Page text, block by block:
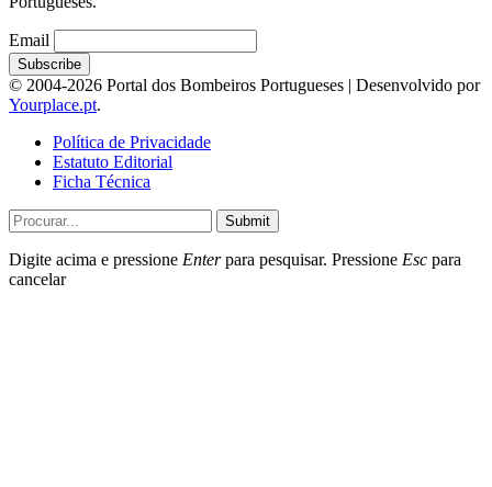
Email
© 2004-2026 Portal dos Bombeiros Portugueses | Desenvolvido por
Yourplace.pt.
Política de Privacidade
Estatuto Editorial
Ficha Técnica
Submit
Digite acima e pressione Enterpara pesquisar. Pressione Esc para
cancelar